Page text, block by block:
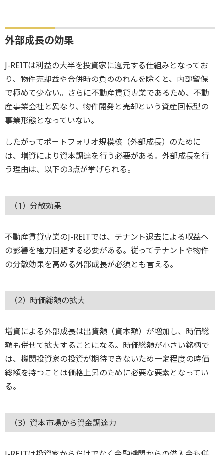
外部成長の効果
J-REITは利益の大半を投資家に還元する仕組みとなってお
り、物件売却益や合併時の負ののれんを除くと、内部留保
で極めて少ない。さらに不動産賃貸専業であるため、不動
産事業会社と異なり、物件開発と売却という資産回転型の
事業形態となっていない。
したがってポートフォリオ規模核（外部成長）のために
は、増資により資本調達を行う必要がある。外部成長を行
う理由は、以下の3点が挙げられる。
（1）分散効果
不動産賃貸専業のJ-REITでは、テナント退去による収益へ
の影響を極力回避する必要がある。従ってテナントや物件
の分散効果を高める外部成長が必須とも言える。
（2）時価総額の拡大
増資による外部成長は出資額（資本額）が増加し、時価総
額も併せて拡大することになる。時価総額が小さい銘柄で
は、機関投資家の投資が期待できないため一定程度の時価
総額を持つことは価格上昇のために必要な要素となってい
る。
（3）資本市場から資金調達力